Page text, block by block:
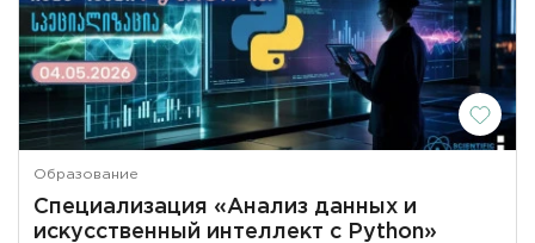
Образование
Специализация «Анализ данных и
искусственный интеллект с Python»